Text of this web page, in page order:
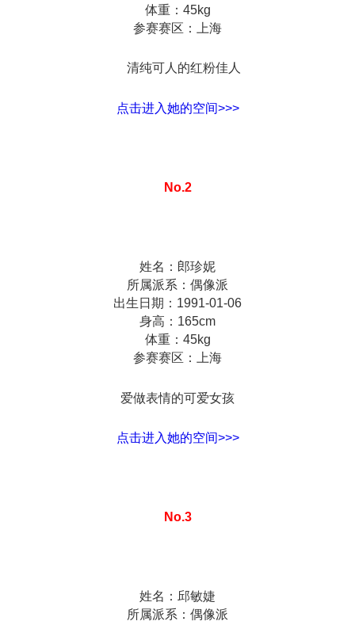
体重：45kg
参赛赛区：上海
清纯可人的红粉佳人
点击进入她的空间>>>
No.2
姓名：郎珍妮
所属派系：偶像派
出生日期：1991-01-06
身高：165cm
体重：45kg
参赛赛区：上海
爱做表情的可爱女孩
点击进入她的空间>>>
No.3
姓名：邱敏婕
所属派系：偶像派